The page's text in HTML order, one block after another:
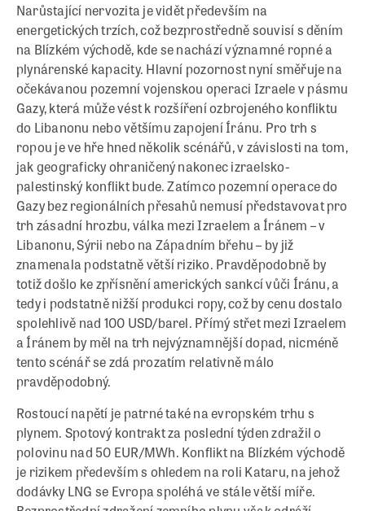
Narůstající nervozita je vidět především na
energetických trzích, což bezprostředně souvisí s děním
na Blízkém východě, kde se nachází významné ropné a
plynárenské kapacity. Hlavní pozornost nyní směřuje na
očekávanou pozemní vojenskou operaci Izraele v pásmu
Gazy, která může vést k rozšíření ozbrojeného konfliktu
do Libanonu nebo většímu zapojení Íránu. Pro trh s
ropou je ve hře hned několik scénářů, v závislosti na tom,
jak geograficky ohraničený nakonec izraelsko-
palestinský konflikt bude. Zatímco pozemní operace do
Gazy bez regionálních přesahů nemusí představovat pro
trh zásadní hrozbu, válka mezi Izraelem a Íránem – v
Libanonu, Sýrii nebo na Západním břehu – by již
znamenala podstatně větší riziko. Pravděpodobně by
totiž došlo ke zpřísnění amerických sankcí vůči Íránu, a
tedy i podstatně nižší produkci ropy, což by cenu dostalo
spolehlivě nad 100 USD/barel. Přímý střet mezi Izraelem
a Íránem by měl na trh nejvýznamnější dopad, nicméně
tento scénář se zdá prozatím relativně málo
pravděpodobný.
Rostoucí napětí je patrné také na evropském trhu s
plynem. Spotový kontrakt za poslední týden zdražil o
polovinu nad 50 EUR/MWh. Konflikt na Blízkém východě
je rizikem především s ohledem na roli Kataru, na jehož
dodávky LNG se Evropa spoléhá ve stále větší míře.